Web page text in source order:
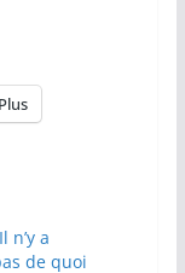
Plus
n’y a
de quoi